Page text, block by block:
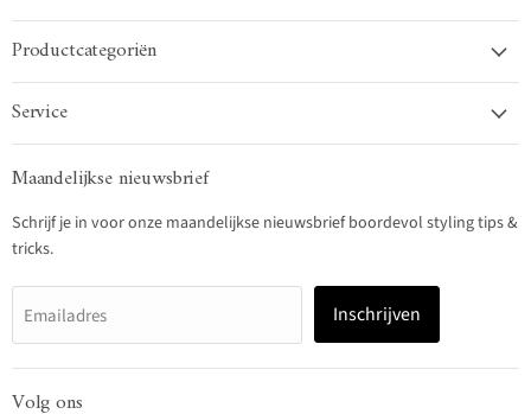
Productcategoriën
Service
Maandelijkse nieuwsbrief
Schrijf je in voor onze maandelijkse nieuwsbrief boordevol styling tips &
tricks.
Emailadres Inschrijven
Volg ons